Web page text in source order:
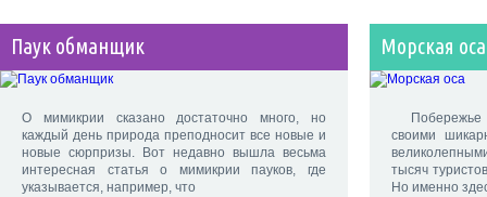
Паук обманщик
О мимикрии сказано достаточно много, но
каждый день природа преподносит все новые и
новые сюрпризы. Вот недавно вышла весьма
интересная статья о мимикрии пауков, где
указывается, например, что
Морская оса
Побережье
своими
тысяч
Но именно